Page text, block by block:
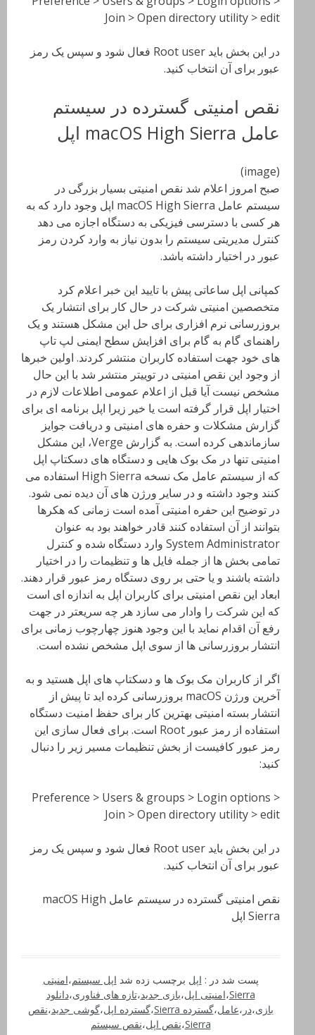
Join > Open directory utility > edit
در این بخش باید Root user فعال شود و سپس یک رمز
عبور برای آن انتخاب کنید.
نقص امنیتی گسترده در سیستم
عامل macOS High Sierra اپل
(image)
صبح امروز اعلام شد نقص امنیتی بسیار بزرگی در
سیستم عامل macOS High Sierra اپل وجود دارد که به
هر کسی با دسترسی فیزیکی به دستگاه اجازه می دهد
کنترل مدیریتی سیستم را بدون نیاز به وارد کردن رمز
عبور در اختیار داشته باشد.
کمپانی اپل ساعاتی پیش با تایید این خبر اعلام کرد
متخصصین امنیتی شرکت در حال کار برای انتشار یک
بروزرسانی نرم افزاری برای حل این مشکل هستند و یک
راهنمای گام به گام برای افزایش سطح ایمنی لپ تاپ
های خود جهت استفاده کاربران منتشر کردند. اولین خبرها
از وجود این نقص امنیتی در توییتر منتشر شد با این حال
مشخص نیست آیا قبل از اعلام عمومی اطلاعات لازم در
اختیار اپل قرار گرفته است یا خیر زیرا اپل برنامه ای برای
گزارش مشکلات و حفره های امنیتی و دریافت جوایز
سازماندهی کرده است. به گزارش Verge، این مشکل
امنیتی تنها در مک بوک هایی و دستگاه های دسکتاپ اپل
که از سیستم عامل مک نسخه High Sierra استفاده می
کنند وجود داشته و در سایر ورژن های آن دیده نمی شود.
در توضیح این حفره امنیتی آمده است زمانی که هکرها
بتوانند از آن استفاده کنند قادر خواهند بود به عنوان
System Administrator وارد دستگاه شده و کنترل
تمامی بخش ها از جمله فایل ها و تنظیمات را در اختیار
داشته باشند و یا حتی بر روی دستگاه رمز عبور قرار دهند.
ابعاد این نقص امنیتی برای کاربران اپل به اندازه ای است
که این شرکت را وادار می سازد هر چه سریعتر در جهت
رفع آن اقدام نماید با این وجود هنوز چهارچوب زمانی برای
انتشار بروزرسانی ها از سوی اپل مشخص نشده است.
اگر از کاربران مک بوک ها و دسکتاپ های اپل هستید و به
آخرین ورژن macOS بروزرسانی کرده اید تا پیش از
انتشار بسته امنیتی بهترین کار برای حفظ امنیت دستگاه
استفاده از رمز عبور Root است. برای فعال سازی این
رمز عبور کافیست از بخش تنظیمات مسیر زیر را دنبال
کنید:
Preference > Users & groups > Login options >
Join > Open directory utility > edit
در این بخش باید Root user فعال شود و سپس یک رمز
عبور برای آن انتخاب کنید.
نقص امنیتی گسترده در سیستم عامل macOS High
Sierra اپل
پست شد در : اپل برچسب زده شد اپل سیستم،امنیتی
Sierra،امنیتی اپل،بازی جدید،تازه های فناوری،دانلود
بازی،در ،عامل،گسترده Sierra ،گسترده اپل،گوشی جدید،نقص
Sierra،نقص اپل،نقص سیستم